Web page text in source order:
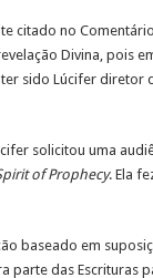
citado no
Divina, pois
sido Lúcifer diretor
solicitou uma
of Prophecy. Ela
baseado em
parte das Escrituras